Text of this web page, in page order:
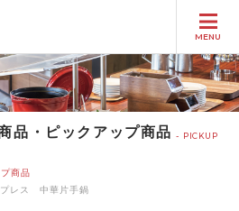
MENU
品・ピックアップ商品 PICKUP
商品
レス 中華片手鍋